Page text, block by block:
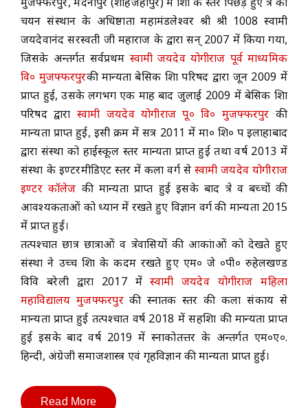
ACADEMICS
NEWS & EVENT
Important Documents
Gallery
Contact Us
चयन संस्थान के अधिष्ठाता महामंडलेश्वर श्री श्री 1008 स्वामी
जयदेवानंद सरस्वती जी महाराज के द्वारा सन् 2007 में किया गया,
जिसके अन्तर्गत सर्वप्रथम स्वामी जयदेव योगीराज पूर्व माध्यमिक
वि० मुजफ्फरपुरकी मान्यता बेसिक शिक्षा परिषद द्वारा जून 2009 में
प्राप्त हुई, उसके लगभग एक माह बाद जुलाई 2009 में बेसिक शिक्षा
परिषद द्वारा स्वामी जयदेव योगीराज पू० वि० मुजफ्फरपुर की
मान्यता प्राप्त हुई, इसी क्रम में सत्र 2011 में मा० शि० प इलाहाबाद
द्वारा संस्था को हाईस्कूल स्तर मान्यता प्राप्त हुई तथा वर्ष 2013 में
संस्था के इण्टरमीडिएट स्तर में कला वर्ग से स्वामी जयदेव योगीराज
इण्टर कॉलेज की मान्यता प्राप्त हुई इसके बाद क्षेत्र व बच्चों की
आवश्यकताओं को ध्यान में रखते हुए विज्ञान वर्ग की मान्यता 2015
में प्राप्त हुई।
तत्पश्चात छात्र छात्राओं व क्षेत्रवासियों की आकांक्षाओं को देखते हुए
संस्था ने उच्च शिक्षा के कदम रखते हुए एम० जे ०पी० रुहेलखण्ड
विवि बरेली द्वारा 2017 मेंस्वामी जयदेव योगीराज महिला
महाविद्यालय मुजफ्फरपुरकी स्नातक स्तर की कला संकाय से
मान्यता प्राप्त हुई तत्पश्चात वर्ष 2018 में सहशिक्षा की मान्यता प्राप्त
हुई इसके बाद वर्ष 2019 में स्नाकोतत्तर के अन्तर्गत एम०ए०.
हिन्दी, अंग्रेजी समाजशास्त्र एवं गृहविज्ञान की मान्यता प्राप्त हुई।
Read More